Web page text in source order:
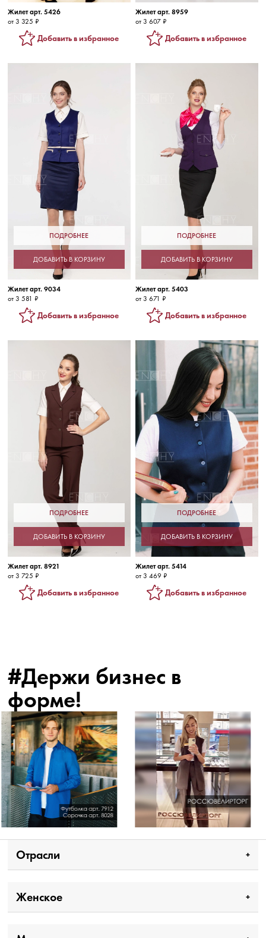
Жилет арт. 5426
от 3 325 ₽
Добавить в избранное
Жилет арт. 8959
от 3 607 ₽
Добавить в избранное
ПОДРОБНЕЕ
ДОБАВИТЬ В КОРЗИНУ
Жилет арт. 9034
от 3 581 ₽
Добавить в избранное
ПОДРОБНЕЕ
ДОБАВИТЬ В КОРЗИНУ
Жилет арт. 5403
от 3 671 ₽
Добавить в избранное
ПОДРОБНЕЕ
ДОБАВИТЬ В КОРЗИНУ
Жилет арт. 8921
от 3 725 ₽
Добавить в избранное
ПОДРОБНЕЕ
ДОБАВИТЬ В КОРЗИНУ
Жилет арт. 5414
от 3 469 ₽
Добавить в избранное
#Держи бизнес в
форме!
Отрасли
Женское